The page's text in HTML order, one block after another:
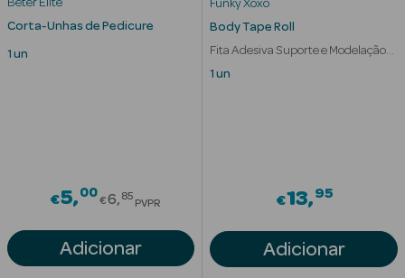
Solares com
Necessidades
da Pele
Acne
Beter Elite
Corta-Unhas de Pedicure
1 un
€5 00Price reduced from
€6 85
PVPR
Adicionar
Funky Xoxo
Body Tape Roll
Fita Adesiva Suporte e Modelação
do Peito
1 un
€13 95
Adicionar